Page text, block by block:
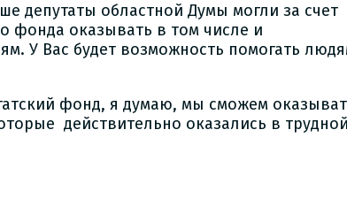
депутаты областной Думы могли за счет
фонда оказывать в том числе и
У Вас будет возможность помогать
фонд, я думаю, мы сможем
действительно оказались в трудной